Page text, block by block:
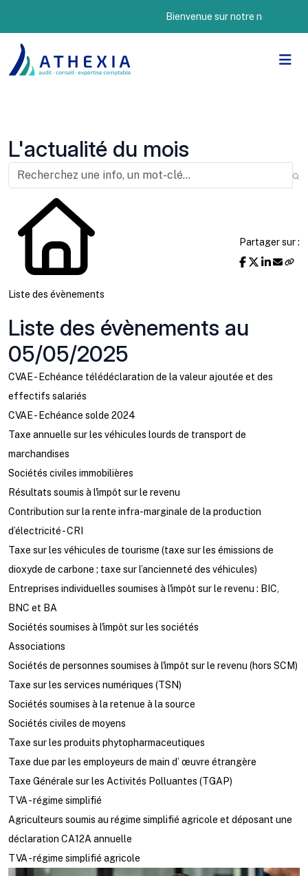
Bienvenue sur notre nouveau site
L'actualité du mois
Liste des évènements
Partager sur :
Liste des évènements au
05/05/2025
CVAE - Echéance télédéclaration de la valeur ajoutée et des
effectifs salariés
CVAE - Echéance solde 2024
Taxe annuelle sur les véhicules lourds de transport de
marchandises
Sociétés civiles immobilières
Résultats soumis à l'impôt sur le revenu
Contribution sur la rente infra-marginale de la production
d’électricité - CRI
Taxe sur les véhicules de tourisme (taxe sur les émissions de
dioxyde de carbone ; taxe sur l’ancienneté des véhicules)
Entreprises individuelles soumises à l'impôt sur le revenu : BIC,
BNC et BA
Sociétés soumises à l'impôt sur les sociétés
Associations
Sociétés de personnes soumises à l'impôt sur le revenu (hors SCM)
Taxe sur les services numériques (TSN)
Sociétés soumises à la retenue à la source
Sociétés civiles de moyens
Taxe sur les produits phytopharmaceutiques
Taxe due par les employeurs de main d’ œuvre étrangère
Taxe Générale sur les Activités Polluantes (TGAP)
TVA - régime simplifié
Agriculteurs soumis au régime simplifié agricole et déposant une
déclaration CA12A annuelle
TVA - régime simplifié agricole